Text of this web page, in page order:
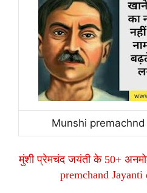
Munshi
मुंशी प्रेमचंद जयंती के 50+
premchand